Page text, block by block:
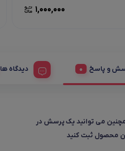
1,000,000
و پاسخ دیدگاه ها
می توانید یک پرسش در
محصول ثبت کنید